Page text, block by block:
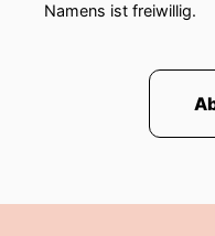
Namens ist freiwillig.